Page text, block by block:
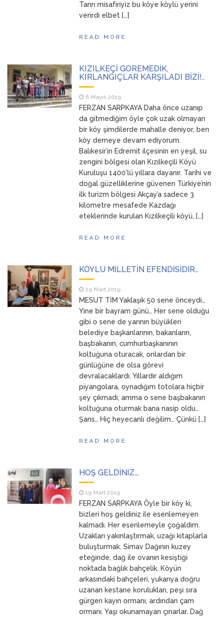
Tanrı misafiriyiz bu köye köylü yerini
verirdi elbet […]
READ MORE
KIZILKEÇİ GÖREMEDİK,
KIRLANGIÇLAR KARŞILADI BİZİ!..
8 Mayıs 2019
FERZAN SARPKAYA Daha önce uzanıp
da gitmediğim öyle çok uzak olmayan
bir köy şimdilerde mahalle deniyor, ben
köy demeye devam ediyorum.
Balıkesir’in Edremit ilçesinin en yeşil, su
zengini bölgesi olan Kızılkeçili Köyü
Kuruluşu 1400’lü yıllara dayanır. Tarihi ve
doğal güzelliklerine güvenen Türkiye’nin
ilk turizm bölgesi Akçay’a sadece 3
kilometre mesafede Kazdağı
eteklerinde kurulan Kızılkeçili köyü, […]
READ MORE
KÖYLÜ MİLLETİN EFENDİSİDİR…
29 Mart 2019
MESUT TİM Yaklaşık 50 sene önceydi…
Yine bir bayram günü… Her sene olduğu
gibi o sene de yarının büyükleri
belediye başkanlarının, bakanların,
başbakanın, cumhurbaşkanının
koltuğuna oturacak, onlardan bir
günlüğüne de olsa görevi
devralacaklardı. Yıllardır aldığım
piyangolara, oynadığım totolara hiçbir
şey çıkmadı, amma o sene başbakanın
koltuğuna oturmak bana nasip oldu…
Şans… Hiç heyecanlı değilim… Çünkü […]
READ MORE
HOŞ GELDİNİZ….
19 Mart 2019
FERZAN SARPKAYA Öyle bir köy ki,
bizleri hoş geldiniz ile esenlemeyen
kalmadı. Her esenlemeyle çoğaldım.
Uzakları yakınlaştırmak, uzağı kitaplarla
buluşturmak. Simav Dağının kuzey
eteğinde, dağ ile ovanın kesiştiği
noktada bağlık bahçelik. Köyün
arkasındaki bahçeleri, yukarıya doğru
uzanan kestane korulukları, peşi sıra
gürgen kayın ormanı, ardından çam
ormanı. Yaşı okunamayan çınarlar. Dağ